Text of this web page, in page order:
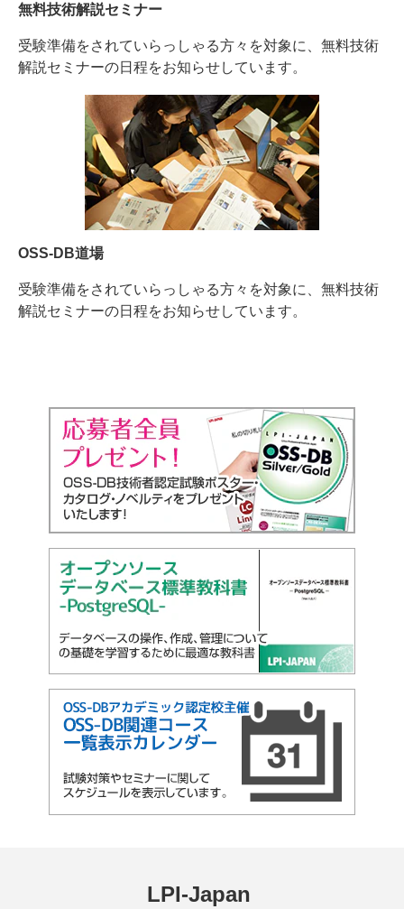
無料技術解説セミナー
受験準備をされていらっしゃる方々を対象に、無料技術
解説セミナーの日程をお知らせしています。
OSS-DB道場
受験準備をされていらっしゃる方々を対象に、無料技術
解説セミナーの日程をお知らせしています。
LPI-Japan